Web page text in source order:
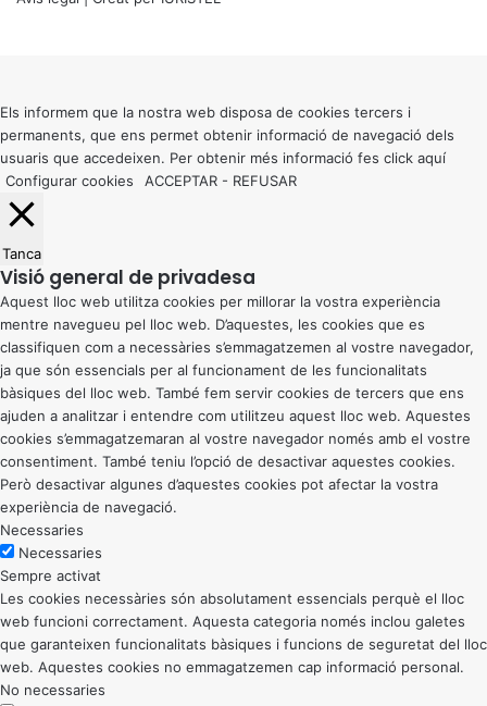
button
Els informem que la nostra web disposa de cookies tercers i
permanents, que ens permet obtenir informació de navegació dels
usuaris que accedeixen. Per obtenir més informació fes click aquí
Configurar cookies
ACCEPTAR - REFUSAR
Tanca
Visió general de privadesa
Aquest lloc web utilitza cookies per millorar la vostra experiència
mentre navegueu pel lloc web. D’aquestes, les cookies que es
classifiquen com a necessàries s’emmagatzemen al vostre navegador,
ja que són essencials per al funcionament de les funcionalitats
bàsiques del lloc web. També fem servir cookies de tercers que ens
ajuden a analitzar i entendre com utilitzeu aquest lloc web. Aquestes
cookies s’emmagatzemaran al vostre navegador només amb el vostre
consentiment. També teniu l’opció de desactivar aquestes cookies.
Però desactivar algunes d’aquestes cookies pot afectar la vostra
experiència de navegació.
Necessaries
Necessaries
Sempre activat
Les cookies necessàries són absolutament essencials perquè el lloc
web funcioni correctament. Aquesta categoria només inclou galetes
que garanteixen funcionalitats bàsiques i funcions de seguretat del lloc
web. Aquestes cookies no emmagatzemen cap informació personal.
No necessaries